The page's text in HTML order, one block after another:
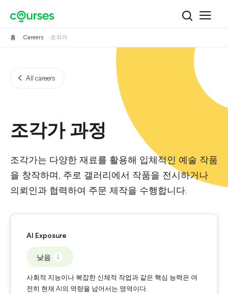
홈 Careers 조각가
All careers
조각가 과정
조각가는 다양한 재료를 활용해 입체적인 예술 작품
을 창작하며, 주로 갤러리에서 작품을 전시하거나
의뢰인과 협력하여 주문 제작을 수행합니다.
AI Exposure
낮음
사회적 지능이나 복잡한 신체적 작업과 같은 핵심 능력은 여
전히 현재 AI의 역량을 넘어서는 영역이다.